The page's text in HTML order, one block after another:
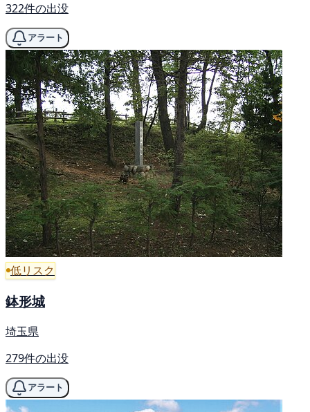
322件の出没
アラート
低リスク
鉢形城
埼玉県
279件の出没
アラート